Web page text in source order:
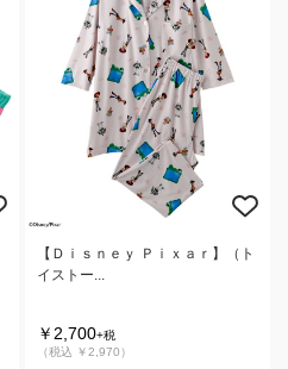
【Ｄｉｓｎｅｙ Ｐｉｘａｒ】（ト
イストー...
￥2,700+税
（税込 ￥2,970）